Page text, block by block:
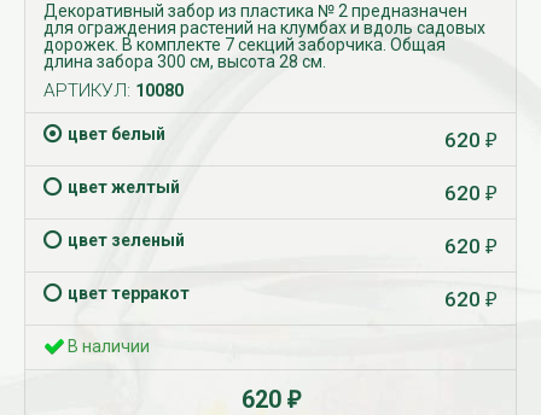
Декоративный забор из пластика № 2 предназначен
для ограждения растений на клумбах и вдоль садовых
дорожек. В комплекте 7 секций заборчика. Общая
длина забора 300 см, высота 28 см.
АРТИКУЛ: 10080
цвет белый 620 ₽
цвет желтый 620 ₽
цвет зеленый 620 ₽
цвет терракот 620 ₽
В наличии
620 ₽